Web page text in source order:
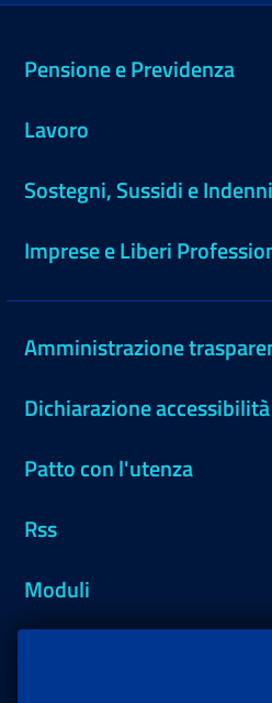
Pensione e Previdenza
Lavoro
Sostegni, Sussidi e
Imprese e Liberi
Amministrazione
Dichiarazione accessibilità
Patto con l'utenza
Rss
Moduli